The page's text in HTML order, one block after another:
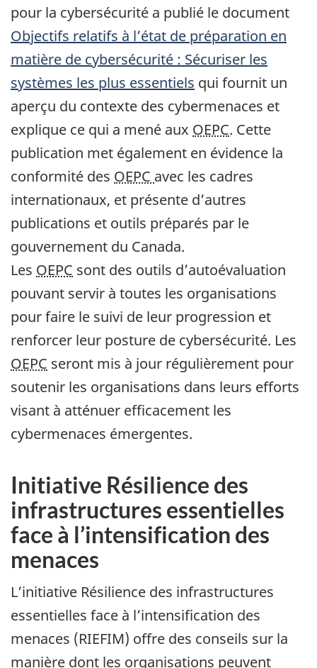
pour la cybersécurité a publié le document
Objectifs relatifs à l’état de préparation en
matière de cybersécurité : Sécuriser les
systèmes les plus essentiels qui fournit un
aperçu du contexte des cybermenaces et
explique ce qui a mené aux OEPC. Cette
publication met également en évidence la
conformité des OEPC avec les cadres
internationaux, et présente d’autres
publications et outils préparés par le
gouvernement du Canada.
Les OEPC sont des outils d’autoévaluation
pouvant servir à toutes les organisations
pour faire le suivi de leur progression et
renforcer leur posture de cybersécurité. Les
OEPC seront mis à jour régulièrement pour
soutenir les organisations dans leurs efforts
visant à atténuer efficacement les
cybermenaces émergentes.
Initiative Résilience des
infrastructures essentielles
face à l’intensification des
menaces
L’initiative Résilience des infrastructures
essentielles face à l’intensification des
menaces (RIEFIM) offre des conseils sur la
manière dont les organisations peuvent